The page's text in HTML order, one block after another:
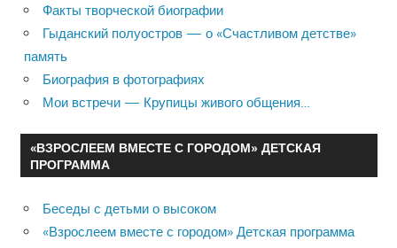
Факты творческой биографии
Гыданский полуостров — о «Счастливом детстве»
память
Биография в фотографиях
Мои встречи — Крупицы живого общения…
«ВЗРОСЛЕЕМ ВМЕСТЕ С ГОРОДОМ» ДЕТСКАЯ
ПРОГРАММА
Беседы с детьми о высоком
«Взрослеем вместе с городом» Детская программа